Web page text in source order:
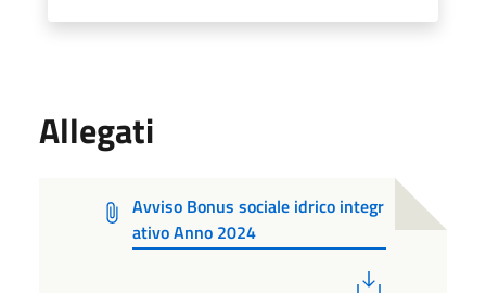
Allegati
Avviso Bonus sociale idrico integr
ativo Anno 2024